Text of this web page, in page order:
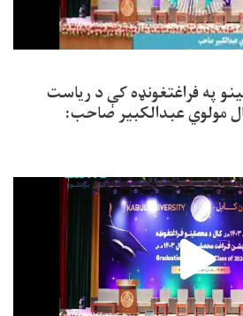
په فراغتغونډه کې د ریاست
مولوي عبدالکبیر صاحب: